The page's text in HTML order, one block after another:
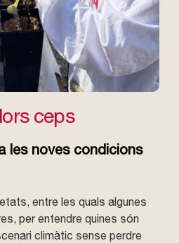
ceps
les noves condicions
entre les quals algunes
per entendre quines són
climàtic sense perdre